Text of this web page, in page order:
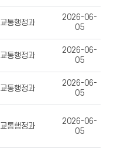
교통행정과
2026-06-
05
교통행정과
2026-06-
05
교통행정과
2026-06-
05
교통행정과
2026-06-
05